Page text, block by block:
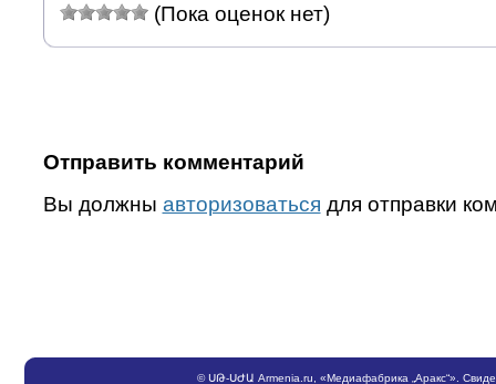
(Пока оценок нет)
Отправить комментарий
Вы должны авторизоваться для отправки
©ՍԹ-ՍԺԱ Armenia.ru , «Медиафабрика „Аракс“».